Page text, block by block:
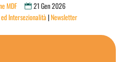
MDF 21 Gen 2026
Intersezionalità |Newsletter